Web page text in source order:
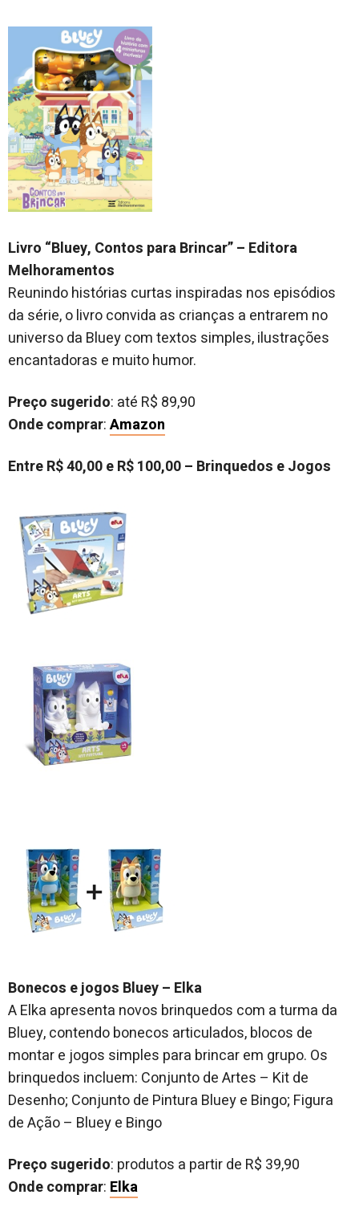
Livro “Bluey, Contos para Brincar” – Editora
Melhoramentos
Reunindo histórias curtas inspiradas nos episódios
da série, o livro convida as crianças a entrarem no
universo da Bluey com textos simples, ilustrações
encantadoras e muito humor.
Preço sugerido: até R$ 89,90
Onde comprar:Amazon
Entre R$ 40,00 e R$ 100,00 – Brinquedos e Jogos
Bonecos e jogos Bluey – Elka
A Elka apresenta novos brinquedos com a turma da
Bluey, contendo bonecos articulados, blocos de
montar e jogos simples para brincar em grupo. Os
brinquedos incluem: Conjunto de Artes – Kit de
Desenho; Conjunto de Pintura Bluey e Bingo; Figura
de Ação – Bluey e Bingo
Preço sugerido: produtos a partir de R$ 39,90
Onde comprar: Elka